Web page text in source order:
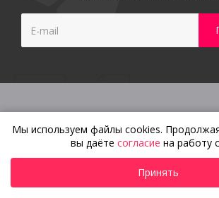
по индивидуальным
Мы используем файлы cookies.
вы даёте согласие на работу
Принять